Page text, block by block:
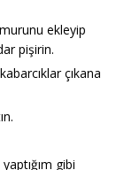
ekleyip
pişirin.
çıkana
gibi